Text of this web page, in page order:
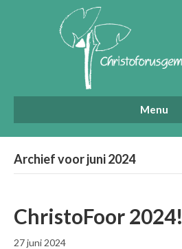
Menu
Archief voor juni 2024
ChristoFoor 2024!
27 juni 2024